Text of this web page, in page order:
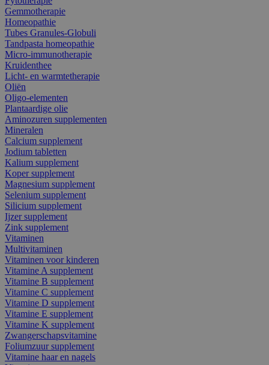
Gemmotherapie
Homeopathie
Tubes Granules-Globuli
Tandpasta homeopathie
Micro-immunotherapie
Kruidenthee
Licht- en warmtetherapie
Oliën
Oligo-elementen
Plantaardige olie
Aminozuren supplementen
Mineralen
Calcium supplement
Jodium tabletten
Kalium supplement
Koper supplement
Magnesium supplement
Selenium supplement
Silicium supplement
Ijzer supplement
Zink supplement
Vitaminen
Multivitaminen
Vitaminen voor kinderen
Vitamine A supplement
Vitamine B supplement
Vitamine C supplement
Vitamine D supplement
Vitamine E supplement
Vitamine K supplement
Zwangerschapsvitamine
Foliumzuur supplement
Vitamine haar en nagels